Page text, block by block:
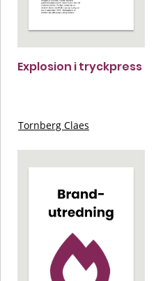
Explosion i tryckpress
Tornberg Claes